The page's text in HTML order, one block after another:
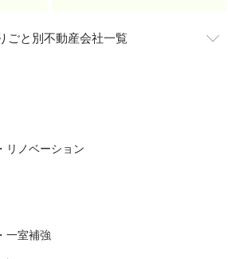
ごと別不動産会社一覧
リノベーション
一室補強